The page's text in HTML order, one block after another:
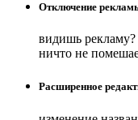
Отключение
видишь рекламу?
ничто не
Расширенное